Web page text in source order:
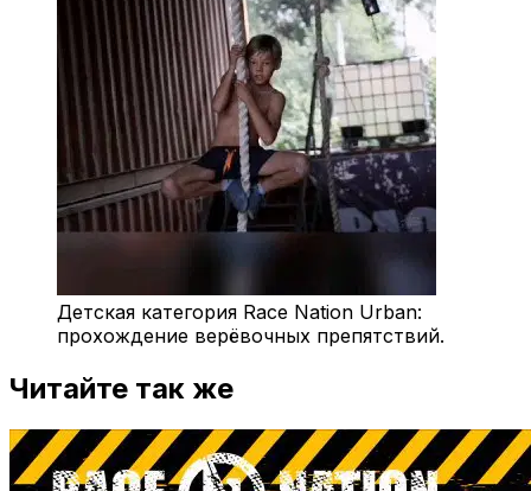
Детская категория Race Nation Urban:
прохождение верёвочных препятствий.
Читайте так же